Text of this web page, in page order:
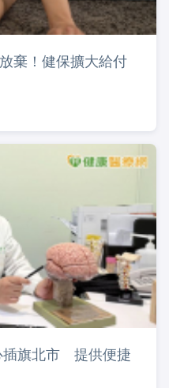
棄！健保擴大給付
插旗北市 提供便捷